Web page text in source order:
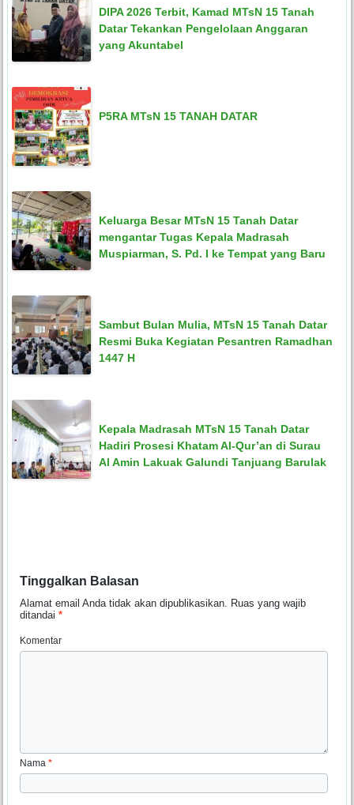
DIPA 2026 Terbit, Kamad MTsN 15 Tanah
Datar Tekankan Pengelolaan Anggaran
yang Akuntabel
P5RA MTsN 15 TANAH DATAR
Keluarga Besar MTsN 15 Tanah Datar
mengantar Tugas Kepala Madrasah
Muspiarman, S. Pd. I ke Tempat yang Baru
Sambut Bulan Mulia, MTsN 15 Tanah Datar
Resmi Buka Kegiatan Pesantren Ramadhan
1447 H
Kepala Madrasah MTsN 15 Tanah Datar
Hadiri Prosesi Khatam Al-Qur’an di Surau
Al Amin Lakuak Galundi Tanjuang Barulak
Tinggalkan Balasan
Alamat email Anda tidak akan dipublikasikan.
Ruas yang wajib
ditandai*
Komentar
Nama*